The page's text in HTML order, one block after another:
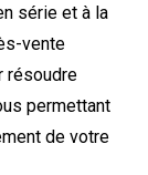
série et à la
vente
résoudre
permettant
de votre